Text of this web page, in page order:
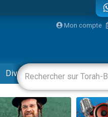
Mon compte
Divertissements Livres